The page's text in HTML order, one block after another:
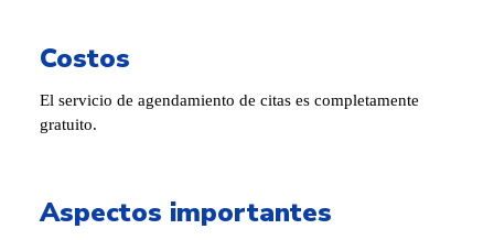
Costos
El servicio de agendamiento de citas es completamente
gratuito.
Aspectos importantes